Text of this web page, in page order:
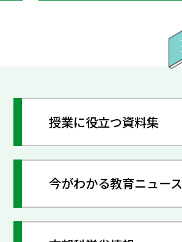
授業に役立つ資料集
今がわかる教育ニュース